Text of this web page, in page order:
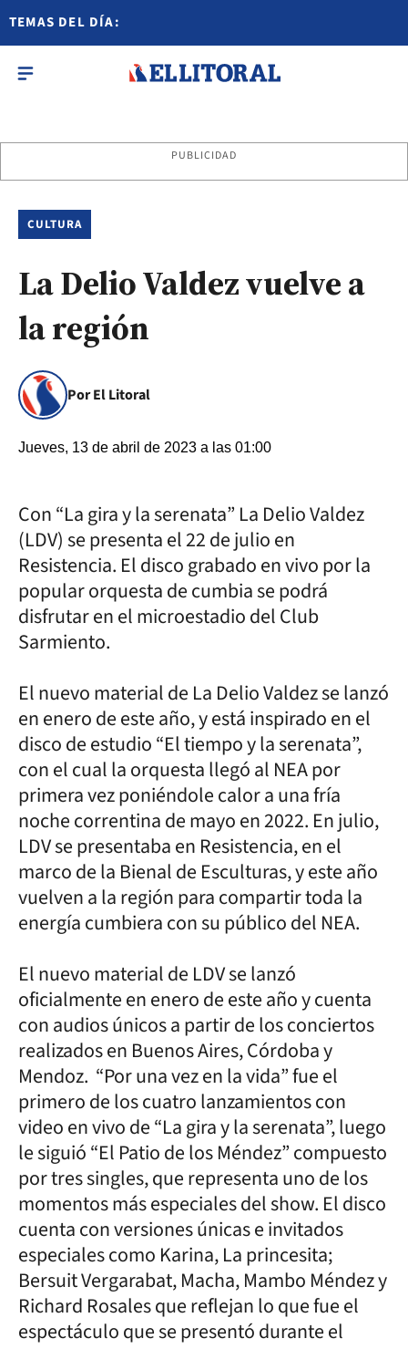
TEMAS DEL DÍA:
PUBLICIDAD
CULTURA
La Delio Valdez vuelve a
la región
Por El Litoral
Jueves, 13 de abril de 2023 a las 01:00
Con “La gira y la serenata” La Delio Valdez
(LDV) se presenta el 22 de julio en
Resistencia. El disco grabado en vivo por la
popular orquesta de cumbia se podrá
disfrutar en el microestadio del Club
Sarmiento.
El nuevo material de La Delio Valdez se lanzó
en enero de este año, y está inspirado en el
disco de estudio “El tiempo y la serenata”,
con el cual la orquesta llegó al NEA por
primera vez poniéndole calor a una fría
noche correntina de mayo en 2022. En julio,
LDV se presentaba en Resistencia, en el
marco de la Bienal de Esculturas, y este año
vuelven a la región para compartir toda la
energía cumbiera con su público del NEA.
El nuevo material de LDV se lanzó
oficialmente en enero de este año y cuenta
con audios únicos a partir de los conciertos
realizados en Buenos Aires, Córdoba y
Mendoz. “Por una vez en la vida” fue el
primero de los cuatro lanzamientos con
video en vivo de “La gira y la serenata”, luego
le siguió “El Patio de los Méndez” compuesto
por tres singles, que representa uno de los
momentos más especiales del show. El disco
cuenta con versiones únicas e invitados
especiales como Karina, La princesita;
Bersuit Vergarabat, Macha, Mambo Méndez y
Richard Rosales que reflejan lo que fue el
espectáculo que se presentó durante el